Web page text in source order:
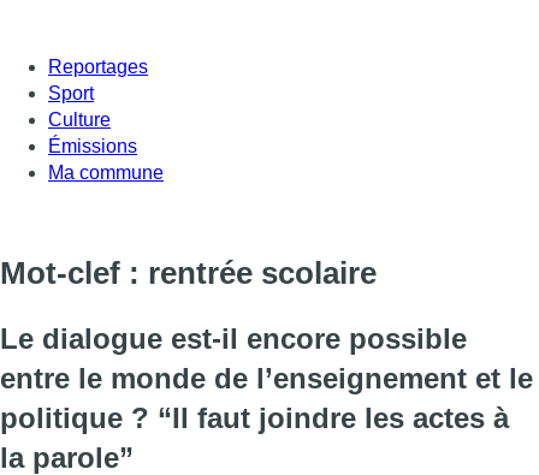
Reportages
Sport
Culture
Émissions
Ma commune
Mot-clef : rentrée scolaire
Le dialogue est-il encore possible
entre le monde de l’enseignement et le
politique ? “Il faut joindre les actes à
la parole”